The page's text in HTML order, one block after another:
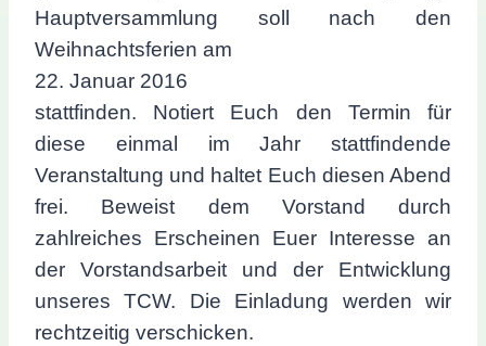
Hauptversammlung soll nach den
Weihnachtsferien am
22. Januar 2016
stattfinden. Notiert Euch den Termin für
diese einmal im Jahr stattfindende
Veranstaltung und haltet Euch diesen Abend
frei. Beweist dem Vorstand durch
zahlreiches Erscheinen Euer Interesse an
der Vorstandsarbeit und der Entwicklung
unseres TCW. Die Einladung werden wir
rechtzeitig verschicken.